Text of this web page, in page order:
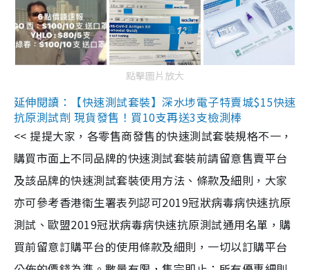
點擊圖片放大
延伸閱讀：【快速測試套裝】深水埗電子特賣城$15快速
抗原測試劑 現貨發售！買10支再送3支檢測棒
<< 提提大家，各零售商發售的快速測試套裝規格不一，
購買市面上不同品牌的快速測試套裝前請留意售賣平台
及該品牌的快速測試套裝使用方法、條款及細則，大家
亦可參考香港衞生署表列認可2019冠狀病毒病快速抗原
測試、歐盟2019冠狀病毒病快速抗原測試通用名單，購
買前留意訂購平台的使用條款及細則，一切以訂購平台